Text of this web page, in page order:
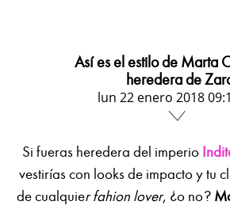
Así es el estilo de Marta
heredera de
lun 22 enero 2018
Si fueras heredera del imperio
vestirías con looks de impacto y tu
de cualquier fahion lover, ¿o no?